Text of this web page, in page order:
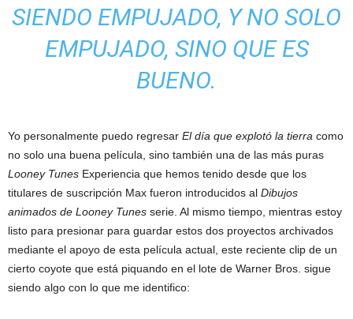
SIENDO EMPUJADO, Y NO SOLO
EMPUJADO, SINO QUE ES
BUENO.
Yo personalmente puedo regresar El día que explotó la tierra como
no solo una buena película, sino también una de las más puras
Looney Tunes Experiencia que hemos tenido desde que los
titulares de suscripción Max fueron introducidos al Dibujos
animados de Looney Tunes serie. Al mismo tiempo, mientras estoy
listo para presionar para guardar estos dos proyectos archivados
mediante el apoyo de esta película actual, este reciente clip de un
cierto coyote que está piquando en el lote de Warner Bros. sigue
siendo algo con lo que me identifico: